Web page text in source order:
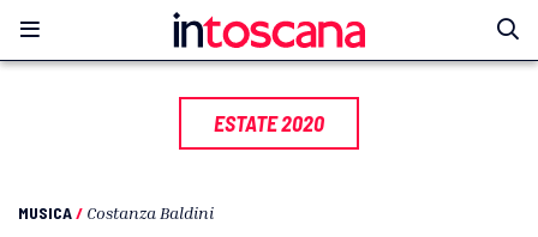
ESTATE 2020
MUSICA/ Costanza Baldini